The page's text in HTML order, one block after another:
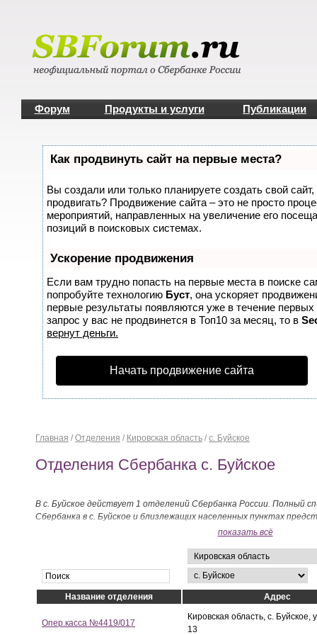
Форум Продукты и услуги Публикации
Как продвинуть сайт на первые места?
Вы создали или только планируете создать свой сайт,
продвигать? Продвижение сайта – это не просто
мероприятий, направленных на увеличение его
позиций в поисковых системах.
Ускорение продвижения
Если вам трудно попасть на первые места в поиске
попробуйте технологию Буст, она ускоряет
первые результаты появляются уже в течение
запрос у вас не продвинется в Топ10 за месяц, то в
вернут деньги.
Начать продвижение сайта
Главная / Отделения / Кировская область / с. Буйское
Отделения Сбербанка с. Буйское
В с. Буйское действует 1 отделений Сбербанка России. Полный
Сбербанка в с. Буйское и близлежащих населенных пунктах
показать всё
Название отделения Адрес
Опер.касса №4419/017
Кировская область, с. Буйское,
13